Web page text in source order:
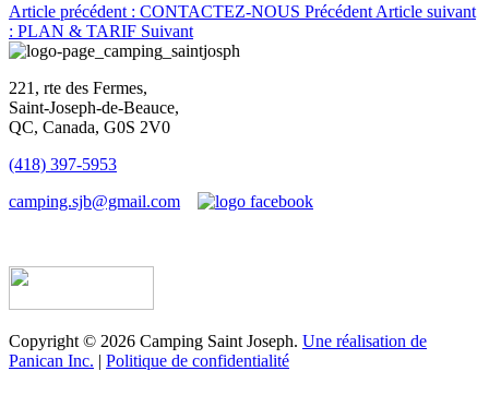
Article précédent : CONTACTEZ-NOUS Précédent Article suivant
: PLAN & TARIF Suivant
221, rte des Fermes,
Saint-Joseph-de-Beauce,
QC, Canada, G0S 2V0
(418) 397-5953
camping.sjb@gmail.com
Copyright © 2026 Camping Saint Joseph. Une réalisation de
Panican Inc. | Politique de confidentialité